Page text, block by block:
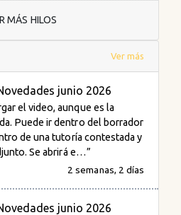
MÁS HILOS
Ver más
junio 2026
el video, aunque es la
Puede ir dentro del borrador
de una tutoría contestada y
Se abrirá e…”
2 semanas, 2 días
junio 2026